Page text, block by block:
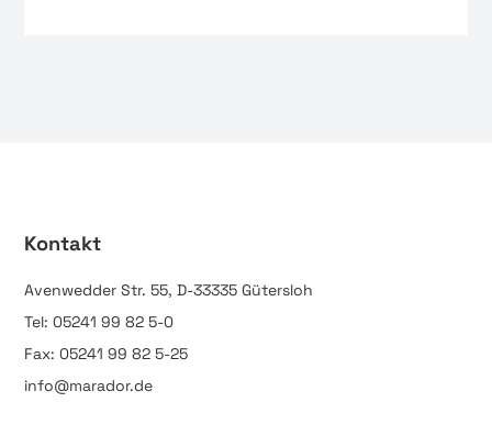
Kontakt
Avenwedder Str. 55, D-33335 Gütersloh
Tel: 05241 99 82 5-0
Fax: 05241 99 82 5-25
info@marador.de